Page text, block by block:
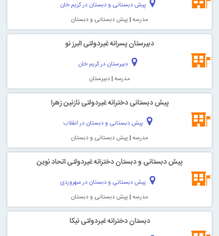
پیش دبستانی و دبستان در کریم خان
مدرسه | پیش دبستانی و دبستان
دبیرستان پسرانه غیردولتی البرز نو
دبیرستان در کریم خان
مدرسه |دبیرستان
پیش دبستانی دخترانه غیردولتی نازنین زهرا
پیش دبستانی و دبستان در انقلاب
مدرسه | پیش دبستانی و دبستان
پیش دبستانی و دبستان دخترانه غیردولتی اتحاد نوین
پیش دبستانی و دبستان در سهروردی
مدرسه | پیش دبستانی و دبستان
دبستان دخترانه غیردولتی نیکا